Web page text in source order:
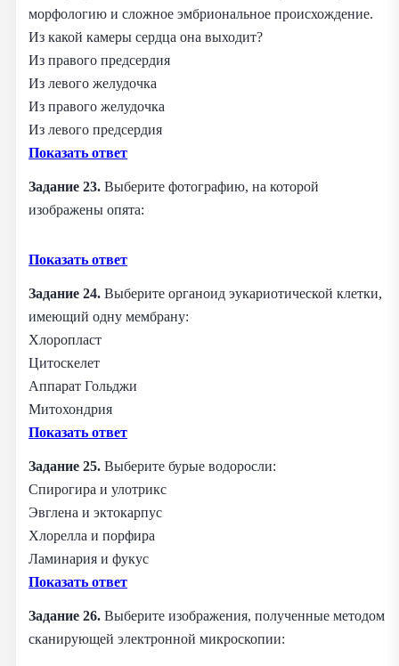
морфологию и сложное эмбриональное происхождение.
Из какой камеры сердца она выходит?
Из правого предсердия
Из левого желудочка
Из правого желудочка
Из левого предсердия
Показать ответ
Задание 23. Выберите фотографию, на которой
изображены опята:
Показать ответ
Задание 24. Выберите органоид эукариотической клетки,
имеющий одну мембрану:
Хлоропласт
Цитоскелет
Аппарат Гольджи
Митохондрия
Показать ответ
Задание 25. Выберите бурые водоросли:
Спирогира и улотрикс
Эвглена и эктокарпус
Хлорелла и порфира
Ламинария и фукус
Показать ответ
Задание 26. Выберите изображения, полученные методом
сканирующей электронной микроскопии: